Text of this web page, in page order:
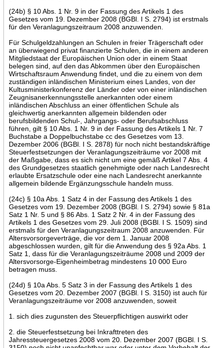
(24b) § 10 Abs. 1 Nr. 9 in der Fassung des Artikels 1 des
Gesetzes vom 19. Dezember 2008 (BGBl. I S. 2794) ist erstmals
für den Veranlagungszeitraum 2008 anzuwenden.
Für Schulgeldzahlungen an Schulen in freier Trägerschaft oder
an überwiegend privat finanzierte Schulen, die in einem anderen
Mitgliedstaat der Europäischen Union oder in einem Staat
belegen sind, auf den das Abkommen über den Europäischen
Wirtschaftsraum Anwendung findet, und die zu einem von dem
zuständigen inländischen Ministerium eines Landes, von der
Kultusministerkonferenz der Länder oder von einer inländischen
Zeugnisanerkennungsstelle anerkannten oder einem
inländischen Abschluss an einer öffentlichen Schule als
gleichwertig anerkannten allgemein bildenden oder
berufsbildenden Schul-, Jahrgangs- oder Berufsabschluss
führen, gilt § 10 Abs. 1 Nr. 9 in der Fassung des Artikels 1 Nr. 7
Buchstabe a Doppelbuchstabe cc des Gesetzes vom 13.
Dezember 2006 (BGBl. I S. 2878) für noch nicht bestandskräftige
Steuerfestsetzungen der Veranlagungszeiträume vor 2008 mit
der Maßgabe, dass es sich nicht um eine gemäß Artikel 7 Abs. 4
des Grundgesetzes staatlich genehmigte oder nach Landesrecht
erlaubte Ersatzschule oder eine nach Landesrecht anerkannte
allgemein bildende Ergänzungsschule handeln muss.
(24c) § 10a Abs. 1 Satz 4 in der Fassung des Artikels 1 des
Gesetzes vom 19. Dezember 2008 (BGBl. I S. 2794) sowie § 81a
Satz 1 Nr. 5 und § 86 Abs. 1 Satz 2 Nr. 4 in der Fassung des
Artikels 1 des Gesetzes vom 29. Juli 2008 (BGBl. I S. 1509) sind
erstmals für den Veranlagungszeitraum 2008 anzuwenden. Für
Altersvorsorgeverträge, die vor dem 1. Januar 2008
abgeschlossen wurden, gilt für die Anwendung des § 92a Abs. 1
Satz 1, dass für die Veranlagungszeiträume 2008 und 2009 der
Altersvorsorge-Eigenheimbetrag mindestens 10 000 Euro
betragen muss.
(24d) § 10a Abs. 5 Satz 3 in der Fassung des Artikels 1 des
Gesetzes vom 20. Dezember 2007 (BGBl. I S. 3150) ist auch für
Veranlagungszeiträume vor 2008 anzuwenden, soweit
1. sich dies zugunsten des Steuerpflichtigen auswirkt oder
2. die Steuerfestsetzung bei Inkrafttreten des
Jahressteuergesetzes 2008 vom 20. Dezember 2007 (BGBl. I S.